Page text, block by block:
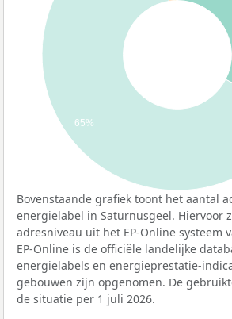
65%
Bovenstaande grafiek toont het aantal
energielabel in Saturnusgeel. Hiervoor
adresniveau uit het EP-Online systeem
EP-Online is de officiële landelijke
energielabels en energieprestatie-
gebouwen zijn opgenomen. De
de situatie per 1 juli 2026.